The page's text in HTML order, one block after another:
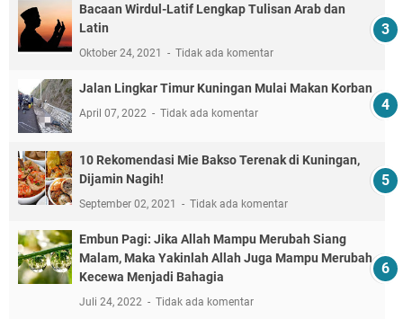
Bacaan Wirdul-Latif Lengkap Tulisan Arab dan
Latin
Oktober 24, 2021 Tidak ada komentar
Jalan Lingkar Timur Kuningan Mulai Makan Korban
April 07, 2022 Tidak ada komentar
10 Rekomendasi Mie Bakso Terenak di Kuningan,
Dijamin Nagih!
September 02, 2021 Tidak ada komentar
Embun Pagi: Jika Allah Mampu Merubah Siang
Malam, Maka Yakinlah Allah Juga Mampu Merubah
Kecewa Menjadi Bahagia
Juli 24, 2022 Tidak ada komentar